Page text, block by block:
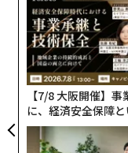
ANAが感染拡大以
は、機内販売や独
業、ホテル販売や
業といいつつ旅行
昨今ダメージが大
もない。
新しいビジネスを
【7/8 大阪開催】事
に、経済安全保障
が加わるとき──経
われる新たな判断軸